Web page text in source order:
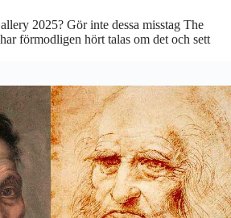
2025? Gör inte dessa misstag The
förmodligen hört talas om det och sett